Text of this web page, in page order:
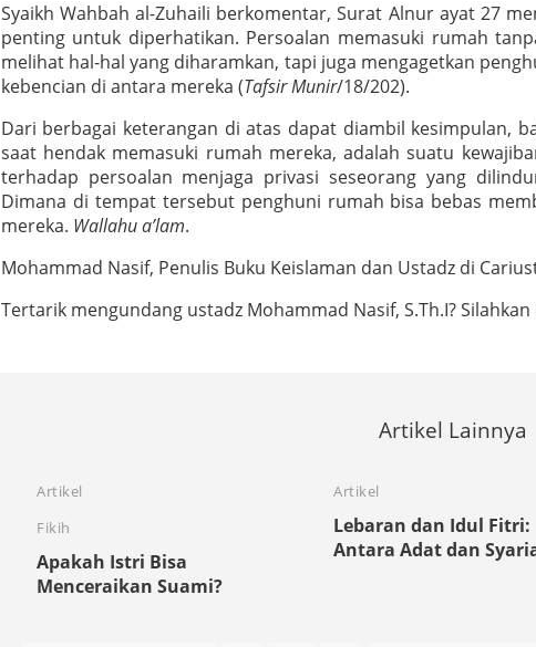
Syaikh Wahbah al-Zuhaili berkomentar, Surat Alnur ayat 27
penting untuk diperhatikan. Persoalan memasuki rumah
melihat hal-hal yang diharamkan, tapi juga mengagetkan
kebencian di antara mereka (Tafsir Munir/18/202).
Dari berbagai keterangan di atas dapat diambil kesimpulan,
saat hendak memasuki rumah mereka, adalah suatu
terhadap persoalan menjaga privasi seseorang yang
Dimana di tempat tersebut penghuni rumah bisa bebas
mereka. Wallahu a’lam.
Mohammad Nasif, Penulis Buku Keislaman dan Ustadz di
Tertarik mengundang ustadz Mohammad Nasif, S.Th.I? Silahkan
Artikel Lainnya
Artikel
Fikih
Apakah Istri Bisa
Menceraikan Suami?
Artikel
Lebaran dan Idul Fitri:
Antara Adat dan